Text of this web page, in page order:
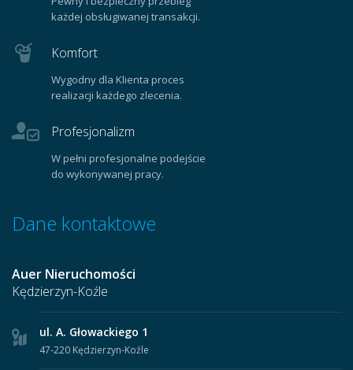
każdej obsługiwanej transakcji.
Komfort
Wygodny dla Klienta proces
realizacji każdego zlecenia.
Profesjonalizm
W pełni profesjonalne podejście
do wykonywanej pracy.
Dane kontaktowe
Auer Nieruchomości
Kędzierzyn-Koźle
ul. A. Głowackiego 1
47-220 Kędzierzyn-Koźle